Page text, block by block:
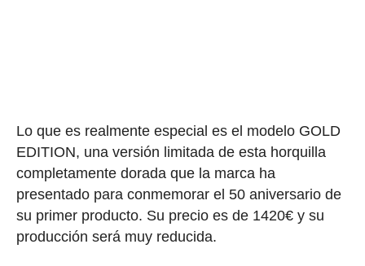
Lo que es realmente especial es el modelo GOLD
EDITION, una versión limitada de esta horquilla
completamente dorada que la marca ha
presentado para conmemorar el 50 aniversario de
su primer producto. Su precio es de 1420€ y su
producción será muy reducida.